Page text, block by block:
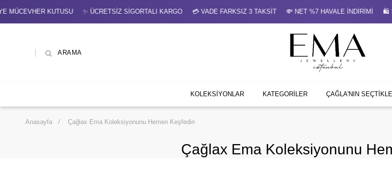
SİGORTALI KARGO 💳 VADE FARKSIZ 3 TAKSİT 💸 NET %7 HAVALE İNDİRİMİ 🛍 SEPETTE %26 İNDİRİM ✨
ARAMA
KOLEKSİYONLAR KATEGORİLER ÇAĞLA'NIN
Anasayfa Çağlax Ema Koleksiyonunu Hemen Keşfedin
Çağlax Ema Koleksiyonunu